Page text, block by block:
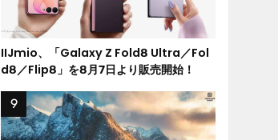
IIJmio、「Galaxy Z Fold8 Ultra／Fol
d8／Flip8」を8月7日より販売開始！